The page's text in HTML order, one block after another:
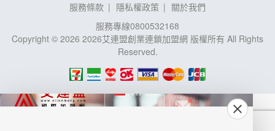
服務條款
隱私權政策
關於我們
服務專線0800532168
Copyright © 2026 2026艾連盟創業連鎖加盟網 版權所有 All Rights
Reserved.